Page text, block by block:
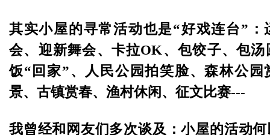
其实小屋的寻常活动也是“好戏连台”：
会、迎新舞会、卡拉OK、包饺子、包汤
饭“回家”、人民公园拍笑脸、森林公园
景、古镇赏春、渔村休闲、征文比赛---
我曾经和网友们多次谈及：小屋的活动